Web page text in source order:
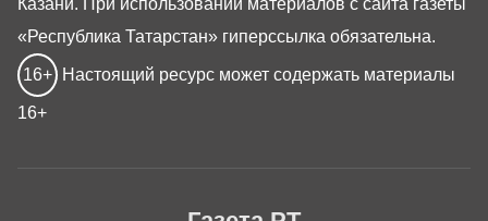
Казани. При использовании материалов с сайта газеты
«Республика Татарстан» гиперссылка обязательна.
16+ Настоящий ресурс может содержать материалы
16+